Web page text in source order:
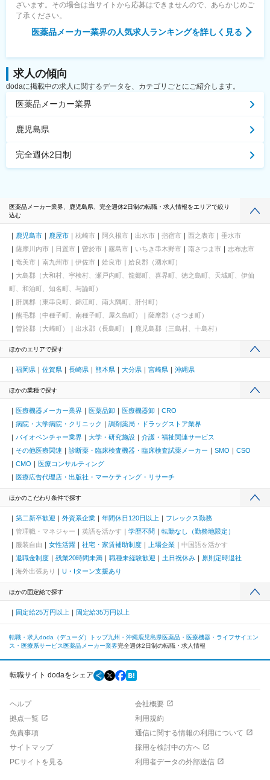
ざいます。その場合は当サイトから応募はできませんので、あらかじめご
了承ください。
医薬品メーカー業界の人気求人ランキングを詳しく見る
求人の傾向
dodaに掲載中の求人に関するデータを、カテゴリごとにご紹介します。
医薬品メーカー業界
鹿児島県
完全週休2日制
医薬品メーカー業界、鹿児島県、完全週休2日制の転職・求人情報をエリアで絞り
込む
鹿児島市 鹿屋市 枕崎市 阿久根市 出水市 指宿市 西之表市
垂水市
薩摩川内市
日置市 曽於市 霧島市 いちき串木野市 南さつま市
志布志市
奄美市
南九州市 伊佐市 姶良市
姶良郡（湧水町）
大島郡（大和村、宇検村、瀬戸内町、龍郷町、喜界町、徳之島町、天城町、伊仙
町、和泊町、知名町、与論町）
肝属郡（東串良町、錦江町、南大隅町、肝付町）
熊毛郡（中種子町、南種子町、屋久島町）
薩摩郡（さつま町）
曽於郡（大崎町）
出水郡（長島町） 鹿児島郡（三島村、十島村）
ほかのエリアで探す
福岡県 佐賀県 長崎県 熊本県 大分県 宮崎県 沖縄県
ほかの業種で探す
医療機器メーカー業界 医薬品卸 医療機器卸
CRO
病院・大学病院・クリニック
調剤薬局・ドラッグストア業界
バイオベンチャー業界
大学・研究施設
介護・福祉関連サービス
その他医療関連
診断薬・臨床検査機器・臨床検査試薬メーカー SMO
CSO
CMO
医療コンサルティング
医療広告代理店・出版社・マーケティング・リサーチ
ほかのこだわり条件で探す
第二新卒歓迎 外資系企業 年間休日120日以上
フレックス勤務
管理職・マネジャー
英語を活かす 学歴不問
転勤なし（勤務地限定）
服装自由
女性活躍 社宅・家賃補助制度 上場企業
中国語を活かす
退職金制度
残業20時間未満 職種未経験歓迎 土日祝休み
原則定時退社
海外出張あり
U・Iターン支援あり
ほかの固定給で探す
固定給25万円以上 固定給35万円以上
転職・求人doda（デューダ）トップ九州・沖縄鹿児島県医薬品・医療機器・ライフサイエン
ス・医療系サービス 医薬品メーカー業界完全週休2日制の転職・求人情報
転職サイト dodaをシェア
ヘルプ
会社概要
拠点一覧
利用規約
免責事項
通信に関する情報の利用について
サイトマップ
採用を検討中の方へ
PCサイトを見る
利用者データの外部送信